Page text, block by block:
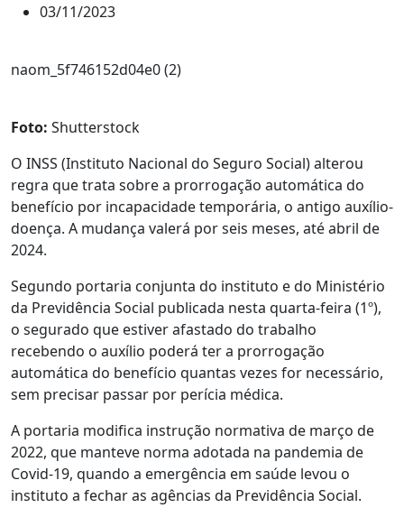
03/11/2023
naom_5f746152d04e0 (2)
Foto: Shutterstock
O INSS (Instituto Nacional do Seguro Social) alterou
regra que trata sobre a prorrogação automática do
benefício por incapacidade temporária, o antigo auxílio-
doença. A mudança valerá por seis meses, até abril de
2024.
Segundo portaria conjunta do instituto e do Ministério
da Previdência Social publicada nesta quarta-feira (1º),
o segurado que estiver afastado do trabalho
recebendo o auxílio poderá ter a prorrogação
automática do benefício quantas vezes for necessário,
sem precisar passar por perícia médica.
A portaria modifica instrução normativa de março de
2022, que manteve norma adotada na pandemia de
Covid-19, quando a emergência em saúde levou o
instituto a fechar as agências da Previdência Social.